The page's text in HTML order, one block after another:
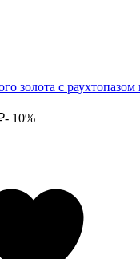
золота с
- 10%